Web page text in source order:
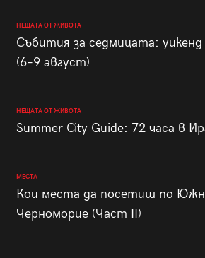
НЕЩАТА ОТ ЖИВОТА
Събития за седмицата:
(6–9 август)
НЕЩАТА ОТ ЖИВОТА
Summer City Guide: 72 часа в
МЕСТА
Кои места да посетиш по
Черноморие (Част II)